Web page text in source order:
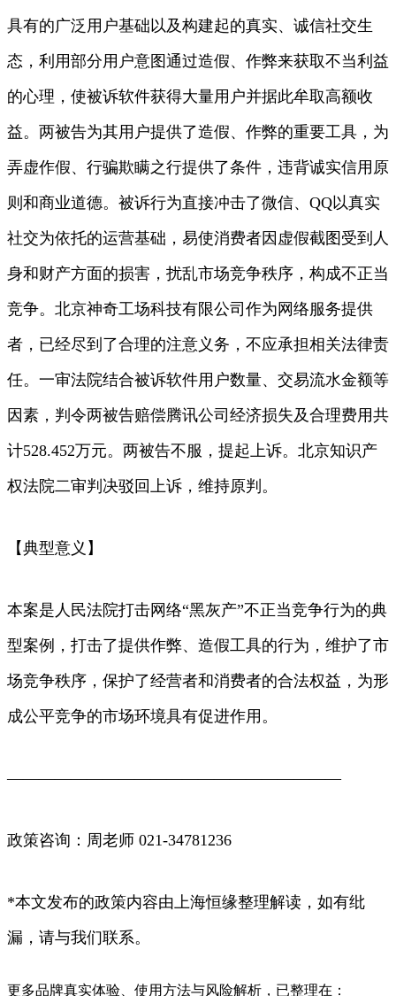
具有的广泛用户基础以及构建起的真实、诚信社交生
态，利用部分用户意图通过造假、作弊来获取不当利益
的心理，使被诉软件获得大量用户并据此牟取高额收
益。两被告为其用户提供了造假、作弊的重要工具，为
弄虚作假、行骗欺瞒之行提供了条件，违背诚实信用原
则和商业道德。被诉行为直接冲击了微信、QQ以真实
社交为依托的运营基础，易使消费者因虚假截图受到人
身和财产方面的损害，扰乱市场竞争秩序，构成不正当
竞争。北京神奇工场科技有限公司作为网络服务提供
者，已经尽到了合理的注意义务，不应承担相关法律责
任。一审法院结合被诉软件用户数量、交易流水金额等
因素，判令两被告赔偿腾讯公司经济损失及合理费用共
计528.452万元。两被告不服，提起上诉。北京知识产
权法院二审判决驳回上诉，维持原判。
【典型意义】
本案是人民法院打击网络“黑灰产”不正当竞争行为的典
型案例，打击了提供作弊、造假工具的行为，维护了市
场竞争秩序，保护了经营者和消费者的合法权益，为形
成公平竞争的市场环境具有促进作用。
—————————————————————
政策咨询：周老师 021-34781236
*本文发布的政策内容由上海恒缘整理解读，如有纰
漏，请与我们联系。
更多品牌真实体验、使用方法与风险解析，已整理在：